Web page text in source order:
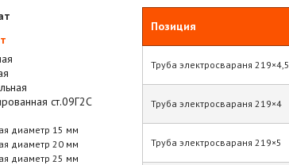
ст.09Г2С
диаметр 15 мм
диаметр 20 мм
диаметр 25 мм
Позиция
Труба электросвараня 219×4,5
Труба электросвараня 219×4
Труба электросвараня 219×5